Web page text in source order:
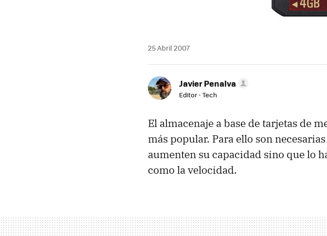
25 Abril 2007
Javier Penalva
Editor - Tech
El almacenaje a base de tarjetas de
más popular. Para ello son
aumenten su capacidad sino que lo
como la velocidad.